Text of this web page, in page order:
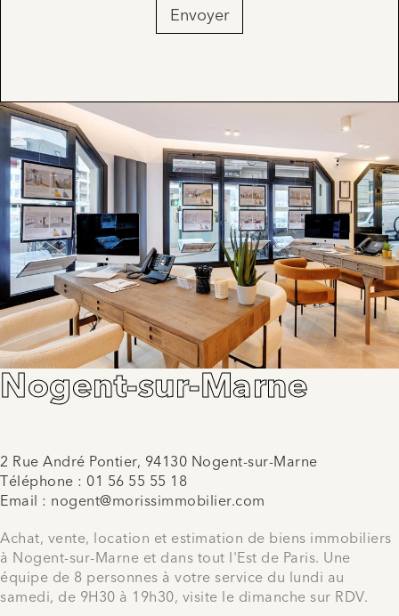
Envoyer
Nogent-sur-Marne
2 Rue André Pontier, 94130 Nogent-sur-Marne
Téléphone : 01 56 55 55 18
Email : nogent@morissimmobilier.com
Achat, vente, location et estimation de biens immobiliers
à Nogent-sur-Marne et dans tout l'Est de Paris. Une
équipe de 8 personnes à votre service du lundi au
samedi, de 9H30 à 19h30, visite le dimanche sur RDV.